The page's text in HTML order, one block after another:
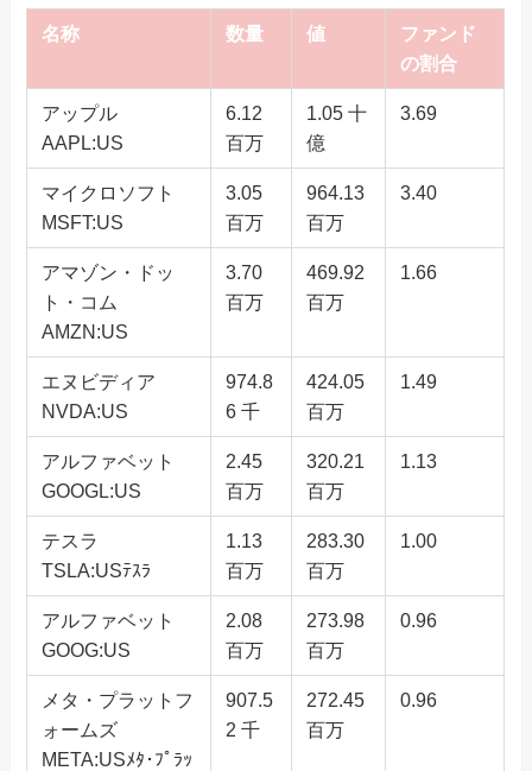
名称 数量 値
ファンド
の割合
アップル
AAPL:US
6.12
百万
1.05 十
億
3.69
マイクロソフト
MSFT:US
3.05
百万
964.13
百万
3.40
アマゾン・ドッ
ト・コム
AMZN:US
3.70
百万
469.92
百万
1.66
エヌビディア
NVDA:US
974.8
6 千
424.05
百万
1.49
アルファベット
GOOGL:US
2.45
百万
320.21
百万
1.13
テスラ
TSLA:USﾃｽﾗ
1.13
百万
283.30
百万
1.00
アルファベット
GOOG:US
2.08
百万
273.98
百万
0.96
メタ・プラットフ
ォームズ
META:USﾒﾀ･ﾌﾟﾗｯ
907.5
2 千
272.45
百万
0.96